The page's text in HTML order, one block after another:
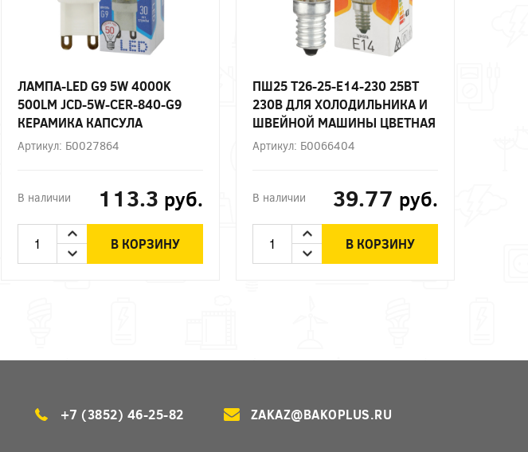
ЛАМПА-LED G9 5W 4000K
500LM JCD-5W-CER-840-G9
КЕРАМИКА КАПСУЛА
НЕЙТРАЛЬНЫЙ БЕЛЫЙ СВЕТ
Артикул: Б0027864
В наличии 113.3 руб.
В КОРЗИНУ
ПШ25 T26-25-E14-230 25ВТ
230В ДЛЯ ХОЛОДИЛЬНИКА И
ШВЕЙНОЙ МАШИНЫ ЦВЕТНАЯ
КОРОБКА Е14 ЭРА
Артикул: Б0066404
В наличии 39.77 руб.
В КОРЗИНУ
+7 (3852) 46-25-82 ZAKAZ@BAKOPLUS.RU